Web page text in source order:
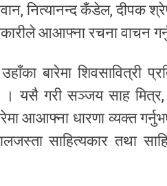
नित्यानन्द कँडेल, दीपक
आआफ्ना रचना वाचन
बारेमा शिवसावित्री
। यसै गरी सञ्जय साह मित्र,
आआफ्ना धारणा व्यक्त
साहित्यकार तथा